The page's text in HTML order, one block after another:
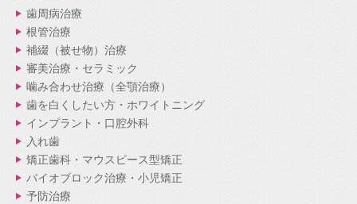
歯周病治療
根管治療
補綴（被せ物）治療
審美治療・セラミック
噛み合わせ治療（全顎治療）
歯を白くしたい方・ホワイトニング
インプラント・口腔外科
入れ歯
矯正歯科・マウスピース型矯正
バイオブロック治療・小児矯正
予防治療